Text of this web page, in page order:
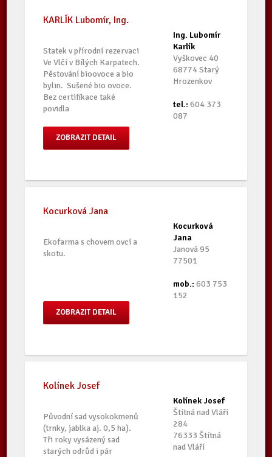
Ing. Lubomír
Karlík
Vyškovec 40
68774 Starý
Hrozenkov
tel.: 604 373
087
KARLÍK Lubomír, Ing.
Statek v přírodní rezervaci
Ve Vlčí v Bílých Karpatech.
Pěstování bioovoce a bio
bylin. Sušené bio ovoce.
Bez certifikace také
povidla
ZOBRAZIT DETAIL
Kocurková
Jana
Janová 95
77501
mob.: 603 753
152
Kocurková Jana
Ekofarma s chovem ovcí a
skotu.
ZOBRAZIT DETAIL
Kolínek Josef
Štítná nad Vláří
284
76333 Štítná
nad Vláří
Kolínek Josef
Původní sad vysokokmenů
(trnky, jablka aj. 0,5 ha).
Tři roky vysázený sad
starých odrůd i pár